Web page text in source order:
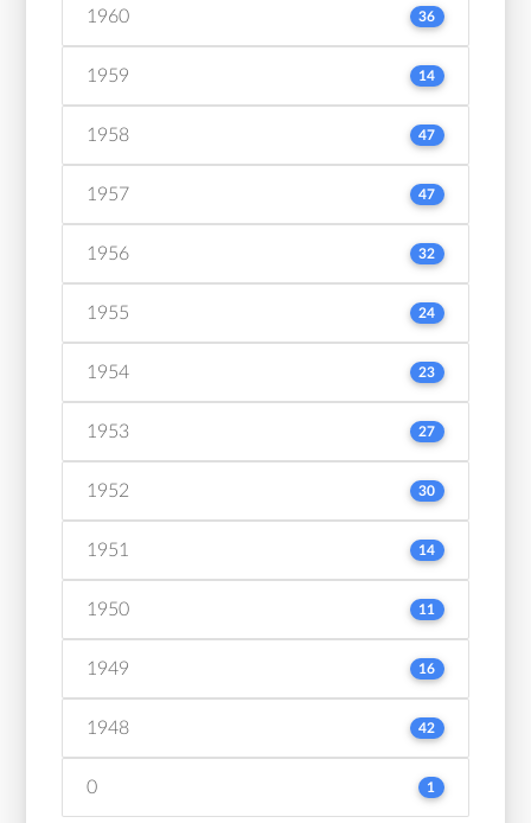
1960 36
1959 14
1958 47
1957 47
1956 32
1955 24
1954 23
1953 27
1952 30
1951 14
1950 11
1949 16
1948 42
0 1